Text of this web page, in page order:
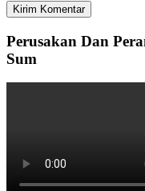
Perusakan Dan
Sum